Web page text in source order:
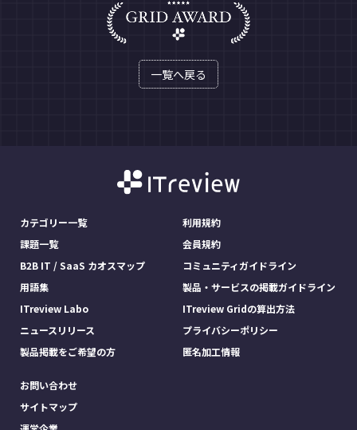
一覧へ戻る
カテゴリー一覧
課題一覧
B2B IT / SaaS カオスマップ
用語集
ITreview Labo
ニュースリリース
製品掲載をご希望の方
利用規約
会員規約
コミュニティガイドライン
製品・サービスの掲載ガイドライン
ITreview Gridの算出方法
プライバシーポリシー
匿名加工情報
お問い合わせ
サイトマップ